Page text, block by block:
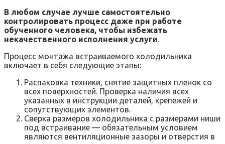
В любом случае лучше самостоятельно
контролировать процесс даже при работе
обученного человека, чтобы избежать
некачественного исполнения услуги.
Процесс монтажа встраиваемого холодильника
включает в себя следующие этапы:
Распаковка техники, снятие защитных пленок со
всех поверхностей. Проверка наличия всех
указанных в инструкции деталей, крепежей и
сопутствующих элементов.
Сверка размеров холодильника с размерами ниши
под встраивание — обязательным условием
являются вентиляционные зазоры и отверстия в